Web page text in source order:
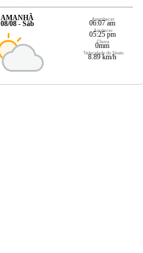
AMANHÃ
08/08 - Sáb
Amanhecer
06:07 am
Anoitecer
05:25 pm
Chuva
0mm
Velocidade do Vento
8.89 km/h